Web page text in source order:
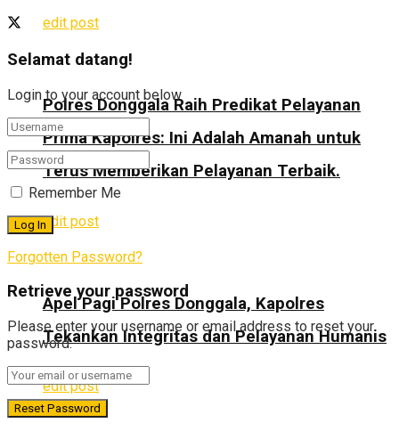
edit post
Polres Donggala Raih Predikat Pelayanan
Prima Kapolres: Ini Adalah Amanah untuk
Terus Memberikan Pelayanan Terbaik.
edit post
Apel Pagi Polres Donggala, Kapolres
Tekankan Integritas dan Pelayanan Humanis
edit post
Selamat datang!
Login to your account below
Remember Me
Forgotten Password?
Retrieve your password
Please enter your username or email address to reset your
password.